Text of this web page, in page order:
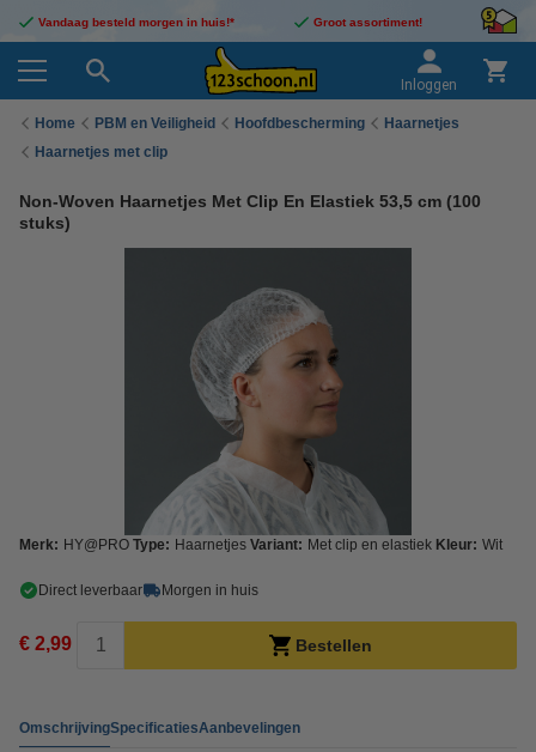
Vandaag besteld morgen in huis!* Groot assortiment!
Inloggen
Home PBM en Veiligheid Hoofdbescherming
Haarnetjes
Haarnetjes met clip
Non-Woven Haarnetjes Met Clip En Elastiek 53,5 cm (100
stuks)
Merk: HY@PRO Type: Haarnetjes Variant: Met clip en elastiek Kleur: Wit
Direct leverbaar Morgen in huis
€ 2,99 Bestellen
OmschrijvingSpecificatiesAanbevelingen